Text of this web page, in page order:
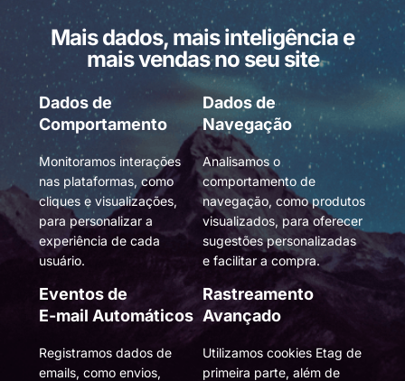
Mais dados, mais inteligência e
mais vendas no seu site
Dados de
Comportamento
Monitoramos interações
nas plataformas, como
cliques e visualizações,
para personalizar a
experiência de cada
usuário.
Dados de
Navegação
Analisamos o
comportamento de
navegação, como produtos
visualizados, para oferecer
sugestões personalizadas
e facilitar a compra.
Eventos de
E-mail Automáticos
Registramos dados de
emails, como envios,
Rastreamento
Avançado
Utilizamos cookies Etag de
primeira parte, além de